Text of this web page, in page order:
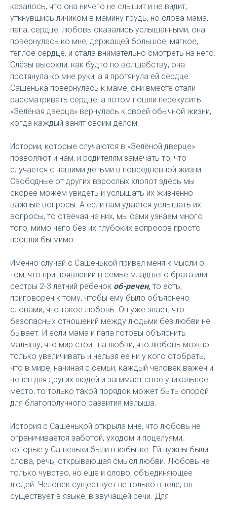
казалось, что она ничего не слышит и не видит,
уткнувшись личиком в мамину грудь, но слова мама,
папа, сердце, любовь оказались услышанными, она
повернулась ко мне, держащей большое, мягкое,
теплое сердце, и стала внимательно смотреть на него.
Слёзы высохли, как будто по волшебству, она
протянула ко мне руки, а я протянула ей сердце.
Сашенька повернулась к маме, они вместе стали
рассматривать сердце, а потом пошли перекусить.
«Зелёная дверца» вернулась к своей обычной жизни,
когда каждый занят своим делом.
Истории, которые случаются в «Зелёной дверце»
позволяют и нам, и родителям замечать то, что
случается с нашими детьми в повседневной жизни.
Свободные от других взрослых хлопот здесь мы
скорее можем увидеть и услышать их жизненно
важные вопросы. А если нам удается услышать их
вопросы, то отвечая на них, мы сами узнаем много
того, мимо чего без их глубоких вопросов просто
прошли бы мимо.
Именно случай с Сашенькой привел меня к мысли о
том, что при появлении в семье младшего брата или
сестры 2-3 летний ребенок об-речен, то есть,
приговорен к тому, чтобы ему было объяснено
словами, что такое любовь. Он уже знает, что
безопасных отношений между людьми без любви не
бывает. И если мама и папа готовы объяснить
малышу, что мир стоит на любви, что любовь можно
только увеличивать и нельзя её ни у кого отобрать,
что в мире, начиная с семьи, каждый человек важен и
ценен для других людей и занимает свое уникальное
место, то только такой порядок может быть опорой
для благополучного развития малыша.
История с Сашенькой открыла мне, что любовь не
ограничивается заботой, уходом и поцелуями,
которые у Сашеньки были в избытке. Ей нужны были
слова, речь, открывающая смысл любви. Любовь не
только чувство, но еще и слово, объединяющее
людей. Человек существует не только в теле, он
существует в языке, в звучащей речи. Для